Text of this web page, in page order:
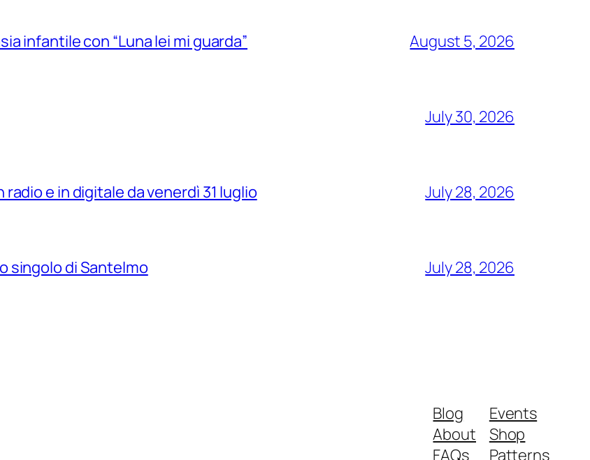
infantile con “Luna lei mi guarda” August 5, 2026
July 30, 2026
radio e in digitale da venerdì 31 luglio July 28, 2026
singolo di Santelmo July 28, 2026
Blog
About
FAQs
Events
Shop
Patterns